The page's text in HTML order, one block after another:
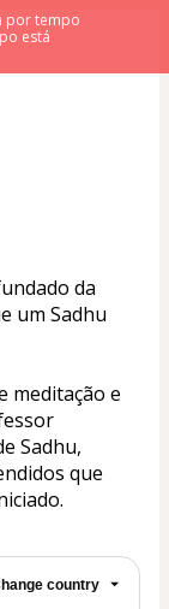
por tempo
está
da
um Sadhu
meditação e
Sadhu,
que
country